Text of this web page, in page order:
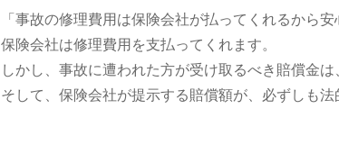
「事故の修理費用は保険会社が払ってくれるから
保険会社は修理費用を支払ってくれます。
しかし、事故に遭われた方が受け取るべき賠償金
そして、保険会社が提示する賠償額が、必ずしも